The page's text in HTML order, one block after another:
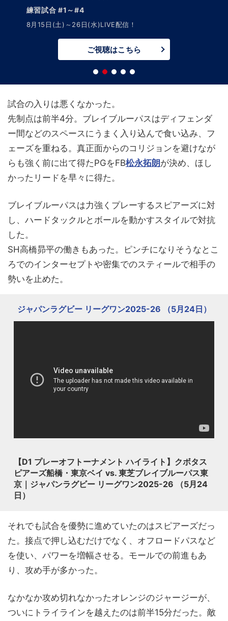
練習試合 #1～#4
8月15日(土)～26日(水)LIVE配信！
ご視聴はこちら
試合の入りは悪くなかった。
先制点は前半4分。ブレイブルーパスはディフェンダ
ー間などのスペースにうまく入り込んで食い込み、フ
ェーズを重ねる。真正面からのコリジョンを避けなが
らも強く前に出て得たPGをFB松永拓朗が決め、ほし
かったリードを早々に得た。
ブレイブルーパスは力強くプレーするスピアーズに対
し、ハードタックルとボールを動かすスタイルで対抗
した。
SH高橋昴平の働きもあった。ピンチになりそうなとこ
ろでのインターセプトや密集でのスティールで相手の
勢いを止めた。
ジャパンラグビー リーグワン2025-26 （5月24日）
【D1 プレーオフトーナメント ハイライト】クボタス
ピアーズ船橋・東京ベイ vs. 東芝ブレイブルーパス東
京｜ジャパンラグビー リーグワン2025-26 （5月24
日）
それでも試合を優勢に進めていたのはスピアーズだっ
た。接点で押し込むだけでなく、オフロードパスなど
を使い、パワーを増幅させる。モールでの前進もあ
り、攻め手が多かった。
なかなか攻め切れなかったオレンジのジャージーが、
ついにトライラインを越えたのは前半15分だった。敵